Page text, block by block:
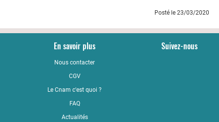
Posté le 23/03/2020
En savoir plus
Nous contacter
CGV
Le Cnam c'est quoi ?
FAQ
Actualités
Suivez-nous